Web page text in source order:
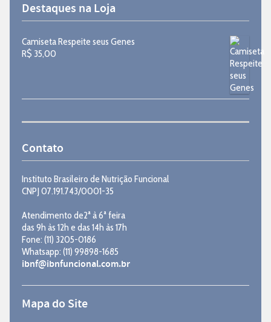
Destaques na Loja
Camiseta Respeite seus Genes
R$ 35,00
Contato
Instituto Brasileiro de Nutrição Funcional
CNPJ 07.191.743/0001-35
Atendimento de2ª à 6ª feira
das 9h às 12h e das 14h às 17h
Fone: (11) 3205-0186
Whatsapp: (11) 99898-1685
ibnf@ibnfuncional.com.br
Mapa do Site